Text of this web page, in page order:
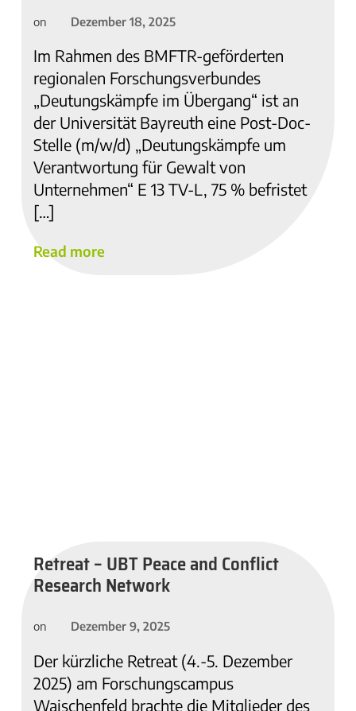
on Dezember 18, 2025
Im Rahmen des BMFTR-geförderten
regionalen Forschungsverbundes
„Deutungskämpfe im Übergang“ ist an
der Universität Bayreuth eine Post-Doc-
Stelle (m/w/d) „Deutungskämpfe um
Verantwortung für Gewalt von
Unternehmen“ E 13 TV-L, 75 % befristet
[…]
Read more
Retreat – UBT Peace and Conflict
Research Network
on Dezember 9, 2025
Der kürzliche Retreat (4.-5. Dezember
2025) am Forschungscampus
Waischenfeld brachte die Mitglieder des